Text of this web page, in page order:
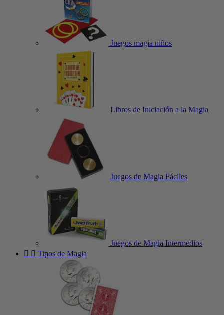
Juegos magia niños
Libros de Iniciación a la Magia
Juegos de Magia Fáciles
Juegos de Magia Intermedios
  Tipos de Magia